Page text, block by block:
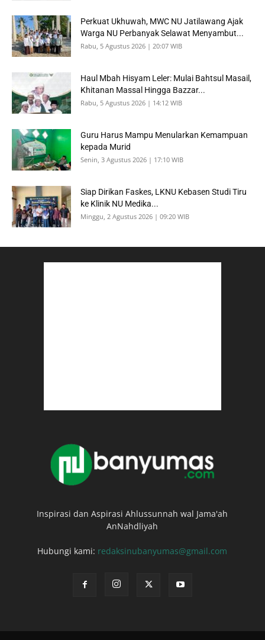
Perkuat Ukhuwah, MWC NU Jatilawang Ajak
Warga NU Perbanyak Selawat Menyambut...
Rabu, 5 Agustus 2026 | 20:07 WIB
Haul Mbah Hisyam Leler: Mulai Bahtsul Masail,
Khitanan Massal Hingga Bazzar...
Rabu, 5 Agustus 2026 | 14:12 WIB
Guru Harus Mampu Menularkan Kemampuan
kepada Murid
Senin, 3 Agustus 2026 | 17:10 WIB
Siap Dirikan Faskes, LKNU Kebasen Studi Tiru
ke Klinik NU Medika...
Minggu, 2 Agustus 2026 | 09:20 WIB
Inspirasi dan Aspirasi Ahlussunnah wal Jama'ah
AnNahdliyah
Hubungi kami: redaksinubanyumas@gmail.com